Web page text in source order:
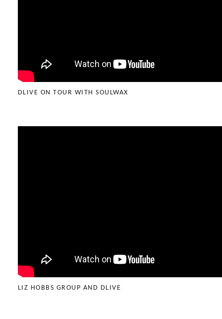
DLIVE ON TOUR WITH SOULWAX
LIZ HOBBS GROUP AND DLIVE